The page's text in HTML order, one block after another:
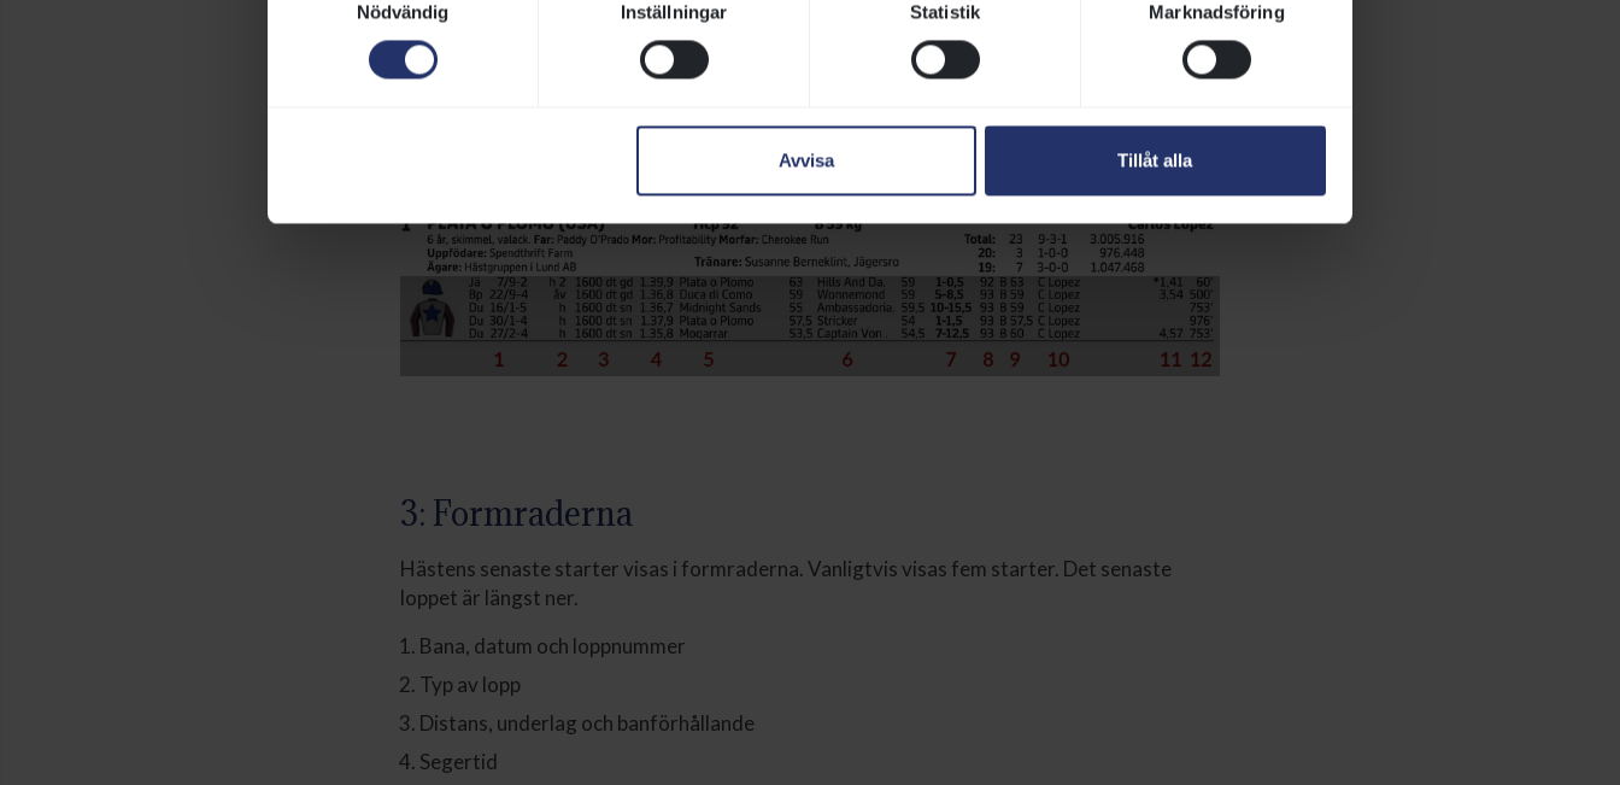
Nödvändig
Inställningar Statistik Marknadsföring
Avvisa Tillåt alla
3: Formraderna
Hästens senaste starter visas i formraderna. Vanligtvis visas fem starter. Det senaste
loppet är längst ner.
Bana, datum och loppnummer
Typ av lopp
Distans, underlag och banförhållande
Segertid